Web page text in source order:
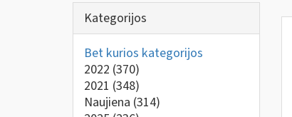
Kategorijos
Bet kurios kategorijos
2022 (370)
2021 (348)
Naujiena (314)